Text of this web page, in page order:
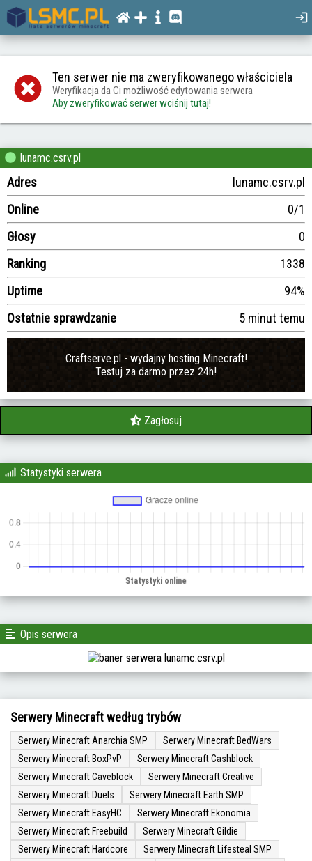
Ten serwer nie ma zweryfikowanego właściciela
Weryfikacja da Ci możliwość edytowania serwera
Aby zweryfikować serwer wciśnij tutaj!
lunamc.csrv.pl
Adres
lunamc.csrv.pl
Online
0/1
Głosy
0
Ranking
1338
Uptime
94%
Ostatnie sprawdzanie
5 minut temu
Craftserve.pl - wydajny hosting Minecraft!
Testuj za darmo przez 24h!
Zagłosuj
Statystyki serwera
Opis serwera
Serwery Minecraft według trybów
Serwery Minecraft Anarchia SMP
Serwery Minecraft BedWars
Serwery Minecraft BoxPvP
Serwery Minecraft Cashblock
Serwery Minecraft Caveblock
Serwery Minecraft Creative
Serwery Minecraft Duels
Serwery Minecraft Earth SMP
Serwery Minecraft EasyHC
Serwery Minecraft Ekonomia
Serwery Minecraft Freebuild
Serwery Minecraft Gildie
Serwery Minecraft Hardcore
Serwery Minecraft Lifesteal SMP